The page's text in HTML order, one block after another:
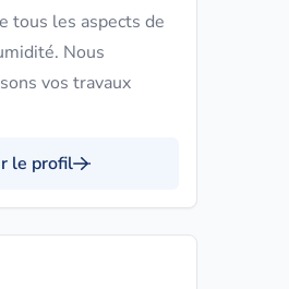
tous les aspects de
Nous
vos travaux
le profil